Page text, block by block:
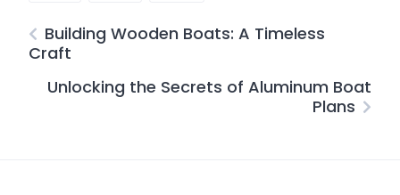
Building Wooden Boats: A Timeless
Craft
Unlocking the Secrets of Aluminum Boat
Plans